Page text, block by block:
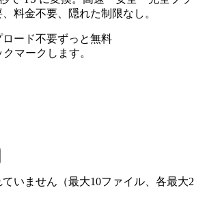
料金不要、隠れた制限なし。
ロード不要ずっと無料
マークします。
いません（最大10ファイル、各最大2